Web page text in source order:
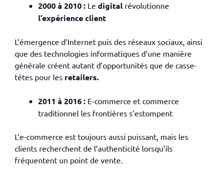
2000 à 2010 : Le digital révolutionne
l’expérience client
L’émergence d’Internet puis des réseaux sociaux, ainsi
que des technologies informatiques d’une manière
générale créent autant d’opportunités que de casse-
têtes pour les retailers.
2011 à 2016 : E-commerce et commerce
traditionnel les frontières s’estompent
L’e-commerce est toujours aussi puissant, mais les
clients recherchent de l’authenticité lorsqu’ils
fréquentent un point de vente.